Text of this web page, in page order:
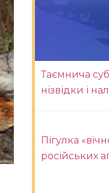
Таємнича
нізвідки і
Пігулка
російських